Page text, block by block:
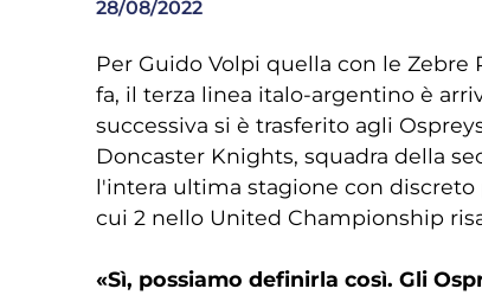
28/08/2022
Per Guido Volpi quella con le
fa, il terza linea italo-argentino è
successiva si è trasferito agli
Doncaster Knights, squadra della
l'intera ultima stagione con
cui 2 nello United Championship
«Sì, possiamo definirla così. Gli